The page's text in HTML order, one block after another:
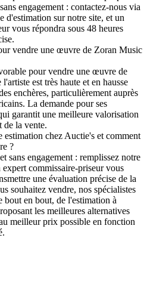
engagement : contactez-nous via
d'estimation sur notre site, et un
vous répondra sous 48 heures
vendre une œuvre de Zoran Music
pour vendre une œuvre de
est très haute et en hausse
enchères, particulièrement auprès
La demande pour ses
garantit une meilleure valorisation
de la vente.
estimation chez Auctie's et comment
?
sans engagement : remplissez notre
commissaire-priseur vous
une évaluation précise de la
souhaitez vendre, nos spécialistes
bout en bout, de l'estimation à
les meilleures alternatives
meilleur prix possible en fonction